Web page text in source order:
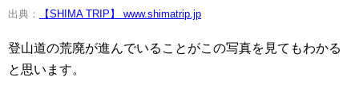
出典： 【SHIMA TRIP】 www.shimatrip.jp
登山道の荒廃が進んでいることがこの写真を見てもわかる
と思います。